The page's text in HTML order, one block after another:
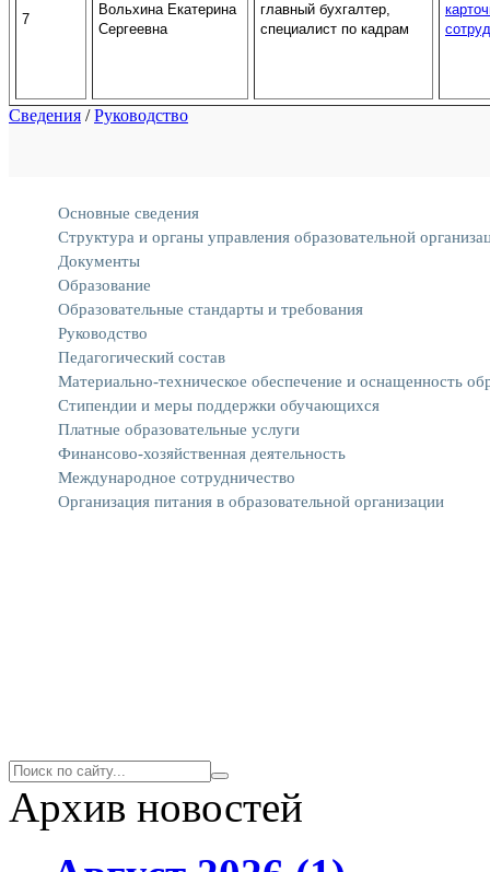
7
Вольхина Екатерина
Сергеевна
главный бухгалтер,
специалист по кадрам
Сведения /Руководство
Основные сведения
Структура и органы управления образовательной
Документы
Образование
Образовательные стандарты и требования
Руководство
Педагогический состав
Материально-техническое обеспечение и оснащенность
Стипендии и меры поддержки обучающихся
Платные образовательные услуги
Финансово-хозяйственная деятельность
Международное сотрудничество
Организация питания в образовательной организации
Архив новостей